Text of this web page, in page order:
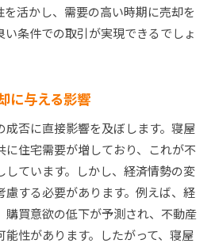
ーで内覧を効率化
ーな物件が人気の理由
寝屋川市不動産売却の鍵とは
境の魅力とは
通アクセスの利便性
がもたらす付加価値
のアピールポイント
ィの強みを生かす
を活かし、需要の高い時期に売却を
条件での取引が実現できるでしょ
に与える影響
否に直接影響を及ぼします。寝屋
に住宅需要が増しており、これが不
ています。しかし、経済情勢の変
する必要があります。例えば、経
購買意欲の低下が予測され、不動産
性があります。したがって、寝屋